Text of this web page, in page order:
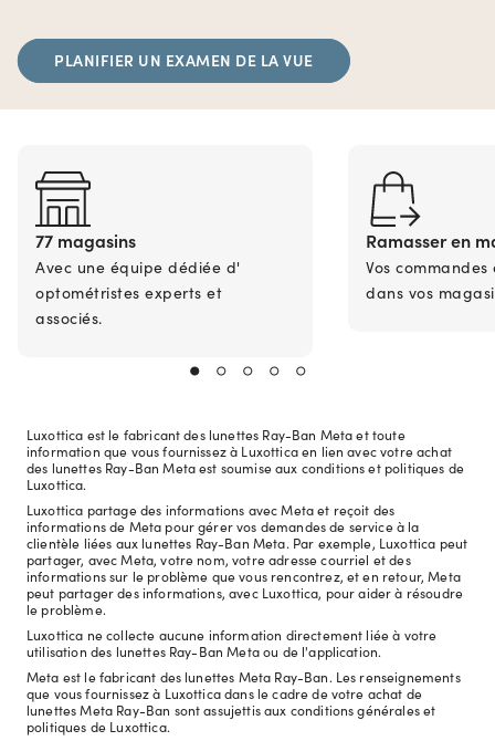
PLANIFIER UN EXAMEN DE LA VUE
77 magasins
Avec une équipe dédiée d'
optométristes experts et
associés.
Ramasser en
Vos
dans vos
Luxottica est le fabricant des lunettes Ray-Ban Meta et toute
information que vous fournissez à Luxottica en lien avec votre achat
des lunettes Ray-Ban Meta est soumise aux conditions et politiques de
Luxottica.
Luxottica partage des informations avec Meta et reçoit des
informations de Meta pour gérer vos demandes de service à la
clientèle liées aux lunettes Ray-Ban Meta. Par exemple, Luxottica peut
partager, avec Meta, votre nom, votre adresse courriel et des
informations sur le problème que vous rencontrez, et en retour, Meta
peut partager des informations, avec Luxottica, pour aider à résoudre
le problème.
Luxottica ne collecte aucune information directement liée à votre
utilisation des lunettes Ray-Ban Meta ou de l'application.
Meta est le fabricant des lunettes Meta Ray-Ban. Les renseignements
que vous fournissez à Luxottica dans le cadre de votre achat de
lunettes Meta Ray-Ban sont assujettis aux conditions générales et
politiques de Luxottica.